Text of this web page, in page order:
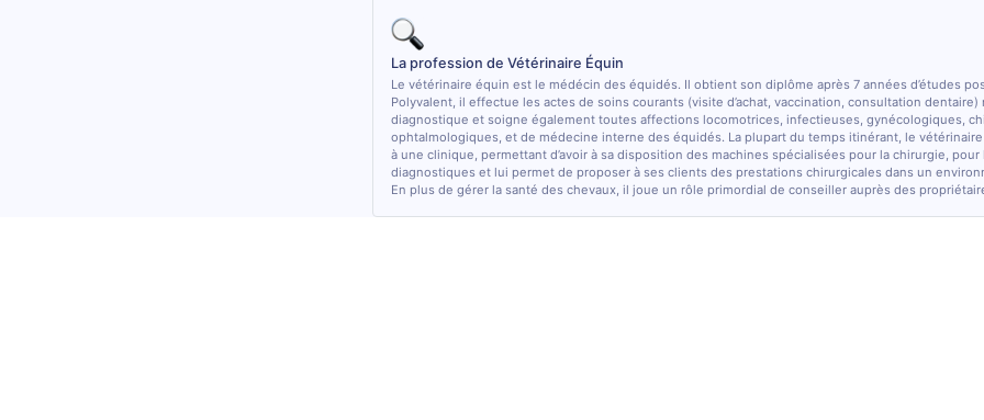
La profession de Vétérinaire Équin
Le vétérinaire équin est le médécin des équidés. Il obtient son diplôme après 7 années d’études
Polyvalent, il effectue les actes de soins courants (visite d’achat, vaccination, consultation dentaire)
diagnostique et soigne également toutes affections locomotrices, infectieuses, gynécologiques,
ophtalmologiques, et de médecine interne des équidés. La plupart du temps itinérant, le
à une clinique, permettant d’avoir à sa disposition des machines spécialisées pour la chirurgie,
diagnostiques et lui permet de proposer à ses clients des prestations chirurgicales dans un
En plus de gérer la santé des chevaux, il joue un rôle primordial de conseiller auprès des